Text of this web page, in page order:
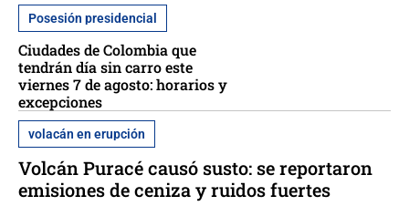
Posesión presidencial
Ciudades de Colombia que
tendrán día sin carro este
viernes 7 de agosto: horarios y
excepciones
volacán en erupción
Volcán Puracé causó susto: se reportaron
emisiones de ceniza y ruidos fuertes